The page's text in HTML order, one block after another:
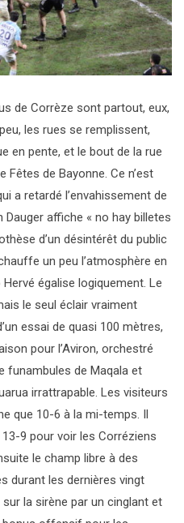
de Corrèze sont partout, eux,
les rues se remplissent,
en pente, et le bout de la rue
Fêtes de Bayonne. Ce n’est
a retardé l’envahissement de
Dauger affiche « no hay billetes
d’un désintérêt du public
un peu l’atmosphère en
égalise logiquement. Le
le seul éclair vraiment
essai de quasi 100 mètres,
pour l’Aviron, orchestré
funambules de Maqala et
irrattrapable. Les visiteurs
que 10-6 à la mi-temps. Il
9 pour voir les Corréziens
le champ libre à des
durant les dernières vingt
la sirène par un cinglant et